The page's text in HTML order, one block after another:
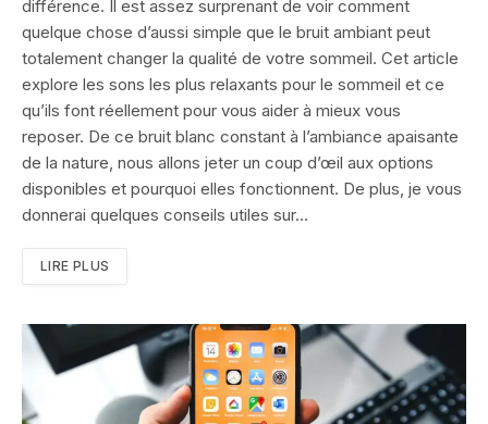
différence. Il est assez surprenant de voir comment
quelque chose d’aussi simple que le bruit ambiant peut
totalement changer la qualité de votre sommeil. Cet article
explore les sons les plus relaxants pour le sommeil et ce
qu’ils font réellement pour vous aider à mieux vous
reposer. De ce bruit blanc constant à l’ambiance apaisante
de la nature, nous allons jeter un coup d’œil aux options
disponibles et pourquoi elles fonctionnent. De plus, je vous
donnerai quelques conseils utiles sur…
LIRE PLUS